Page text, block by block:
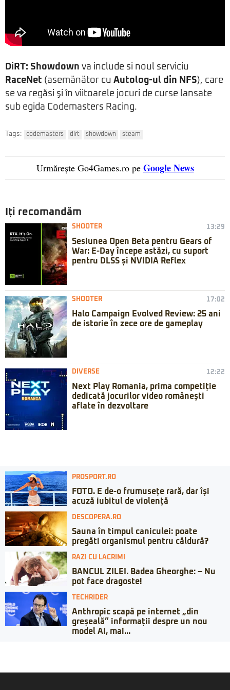
DiRT: Showdown va include si noul serviciu
RaceNet (asemănător cu Autolog-ul din NFS), care
se va regăsi şi în viitoarele jocuri de curse lansate
sub egida Codemasters Racing.
Tags: codemasters dirt showdown steam
Urmărește Go4Games.ro pe Google News
Iți recomandăm
SHOOTER 13:29
Sesiunea Open Beta pentru Gears of
War: E-Day începe astăzi, cu suport
pentru DLSS și NVIDIA Reflex
SHOOTER 17:02
Halo Campaign Evolved Review: 25 ani
de istorie în zece ore de gameplay
DIVERSE 12:22
Next Play Romania, prima competiție
dedicată jocurilor video românești
aflate în dezvoltare
PROSPORT.RO
FOTO. E de-o frumusețe rară, dar își
acuză iubitul de violență
DESCOPERA.RO
Sauna în timpul caniculei: poate
pregăti organismul pentru căldură?
RAZI CU LACRIMI
BANCUL ZILEI. Badea Gheorghe: – Nu
pot face dragoste!
TECHRIDER
Anthropic scapă pe internet „din
greșeală” informații despre un nou
model AI, mai...